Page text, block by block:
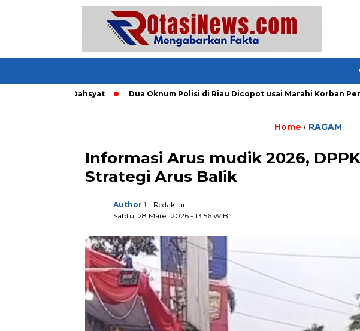
Dua Oknum Polisi di Riau Dicopot usai Marahi Korban
Home / RAGAM
Informasi Arus mudik 2026,
Strategi Arus Balik
Author 1 - Redaktur
Sabtu, 28 Maret 2026 - 13:56 WIB